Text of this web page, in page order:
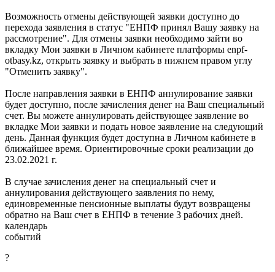
Возможность отмены действующей заявки доступно до
перехода заявления в статус "ЕНПФ принял Вашу заявку на
рассмотрение". Для отмены заявки необходимо зайти во
вкладку Мои заявки в Личном кабинете платформы enpf-
otbasy.kz, открыть заявку и выбрать в нижнем правом углу
"Отменить заявку".
После направления заявки в ЕНПФ аннулирование заявки
будет доступно, после зачисления денег на Ваш специальный
счет. Вы можете аннулировать действующее заявление во
вкладке Мои заявки и подать новое заявление на следующий
день. Данная функция будет доступна в Личном кабинете в
ближайшее время. Ориентировочные сроки реализации до
23.02.2021 г.
В случае зачисления денег на специальный счет и
аннулирования действующего заявления по нему,
единовременные пенсионные выплаты будут возвращены
обратно на Ваш счет в ЕНПФ в течение 3 рабочих дней.
календарь
событий
?